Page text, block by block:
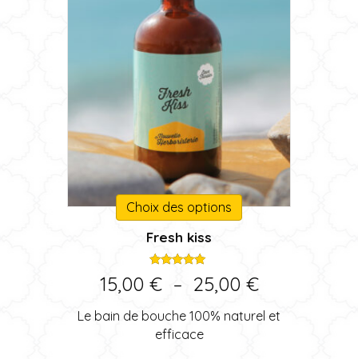
Choix des options
Ce
produit
variations.
Les
options
Fresh kiss
5.00
15,00 € – 25,00 €Plage
de
Le bain de bouche 100% naturel et
efficace